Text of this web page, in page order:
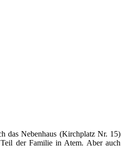
das Nebenhaus (Kirchplatz Nr. 15)
der Familie in Atem. Aber auch